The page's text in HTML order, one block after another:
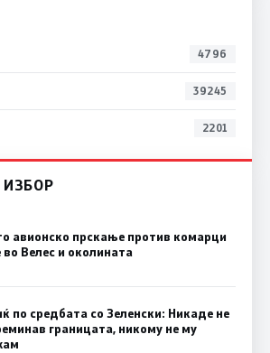
4796
39245
2201
авионско прскање против комарци
во Велес и околината
по средбата со Зеленски: Никаде не
границата, никому не му